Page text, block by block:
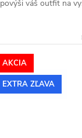
povýši váš outfit na
AKCIA
EXTRA ZĽAVA